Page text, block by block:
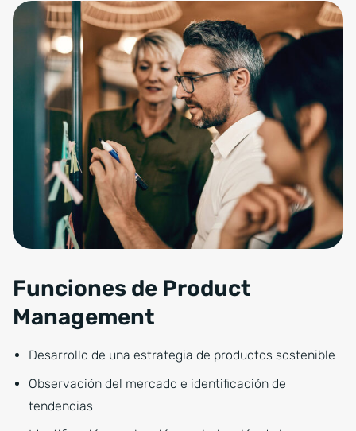
Funciones de Product
Management
Desarrollo de una estrategia de productos sostenible
Observación del mercado e identificación de
tendencias